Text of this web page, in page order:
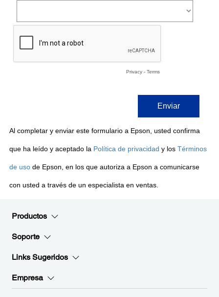
Productos
Soporte
Links Sugeridos
Empresa